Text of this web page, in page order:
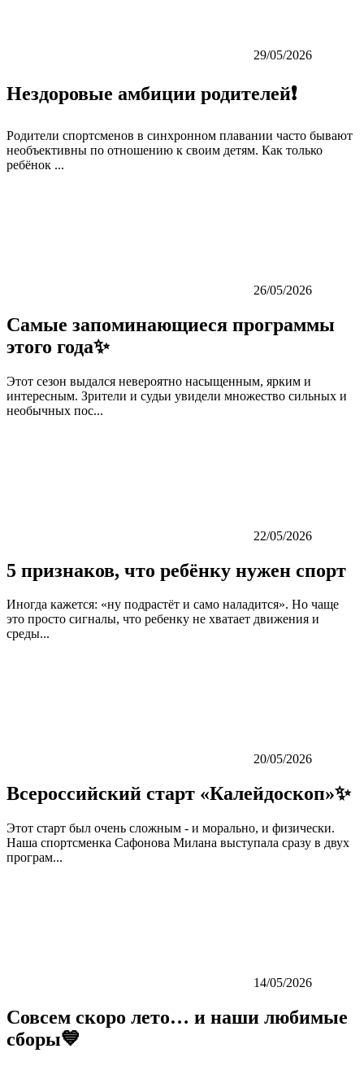
29/05/2026
Нездоровые амбиции родителей❗️
Родители спортсменов в синхронном плавании часто бывают
необъективны по отношению к своим детям. Как только
ребёнок ...
26/05/2026
Самые запоминающиеся программы
этого года✨
Этот сезон выдался невероятно насыщенным, ярким и
интересным. Зрители и судьи увидели множество сильных и
необычных пос...
22/05/2026
5 признаков, что ребёнку нужен спорт
Иногда кажется: «ну подрастёт и само наладится». Но чаще
это просто сигналы, что ребенку не хватает движения и
среды...
20/05/2026
Всероссийский старт «Калейдоскоп»✨
Этот старт был очень сложным - и морально, и физически.
Наша спортсменка Сафонова Милана выступала сразу в двух
програм...
14/05/2026
Совсем скоро лето… и наши любимые
сборы💙